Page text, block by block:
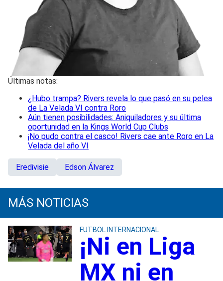
Últimas notas:
¿Hubo trampa? Rivers revela lo que pasó en su pelea
de La Velada VI contra Roro
Aún tienen posibilidades: Aniquiladores y su última
oportunidad en la Kings World Cup Clubs
¡No pudo contra el casco! Rivers cae ante Roro en La
Velada del año VI
Eredivisie Edson Álvarez
MÁS NOTICIAS
FUTBOL INTERNACIONAL
¡Ni en Liga
MX ni en